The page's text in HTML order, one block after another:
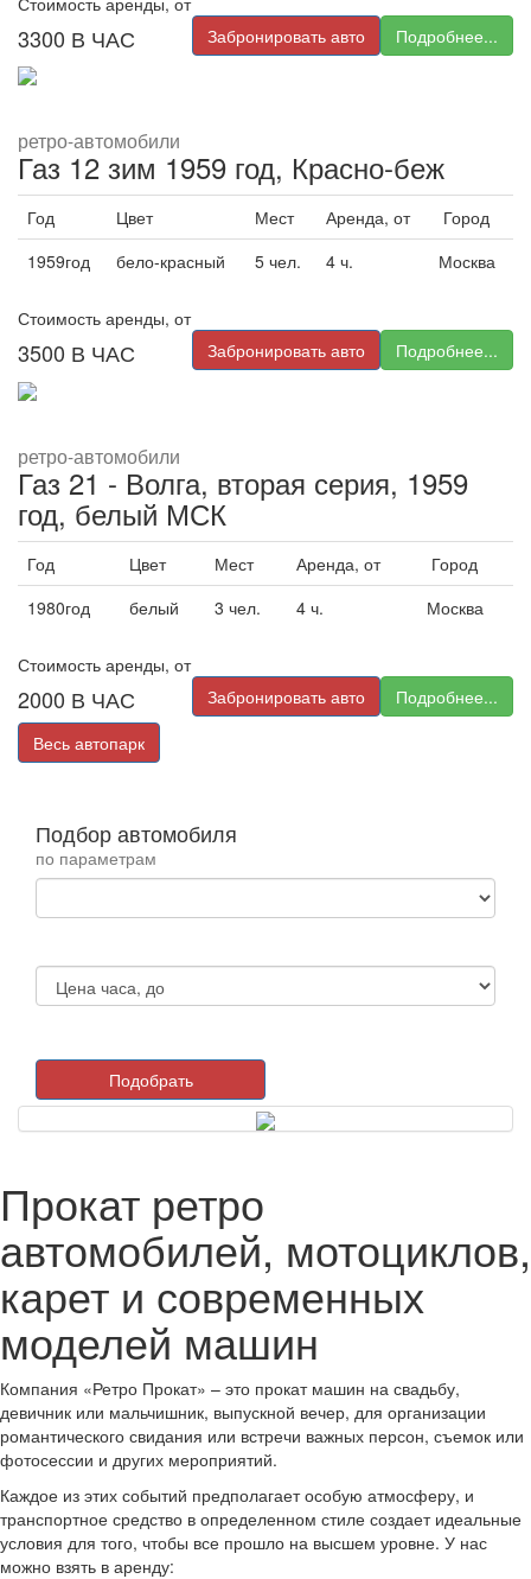
Подробнее...
Забронировать авто
3300 В ЧАС
ретро-автомобили
Газ 12 зим 1959 год, Красно-беж
Год Цвет Мест Аренда, от
Город
1959год
бело-красный 5 чел. 4 ч. Москва
Стоимость аренды, от
Подробнее...
Забронировать авто
3500 В ЧАС
ретро-автомобили
Газ 21 - Волга, вторая серия, 1959
год, белый МСК
Год Цвет Мест Аренда, от
Город
1980год
белый 3 чел. 4 ч. Москва
Стоимость аренды, от
Подробнее...
Забронировать авто
2000 В ЧАС
Весь автопарк
Подбор автомобиля
по параметрам
Подобрать
Прокат ретро
автомобилей, мотоциклов,
карет и современных
моделей машин
Компания «Ретро Прокат» – это прокат машин на свадьбу,
девичник или мальчишник, выпускной вечер, для организации
романтического свидания или встречи важных персон, съемок или
фотосессии и других мероприятий.
Каждое из этих событий предполагает особую атмосферу, и
транспортное средство в определенном стиле создает идеальные
условия для того, чтобы все прошло на высшем уровне. У нас
можно взять в аренду: